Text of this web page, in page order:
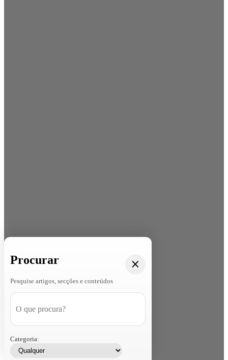
Procurar
Pesquise artigos, secções e conteúdos
Categoria: